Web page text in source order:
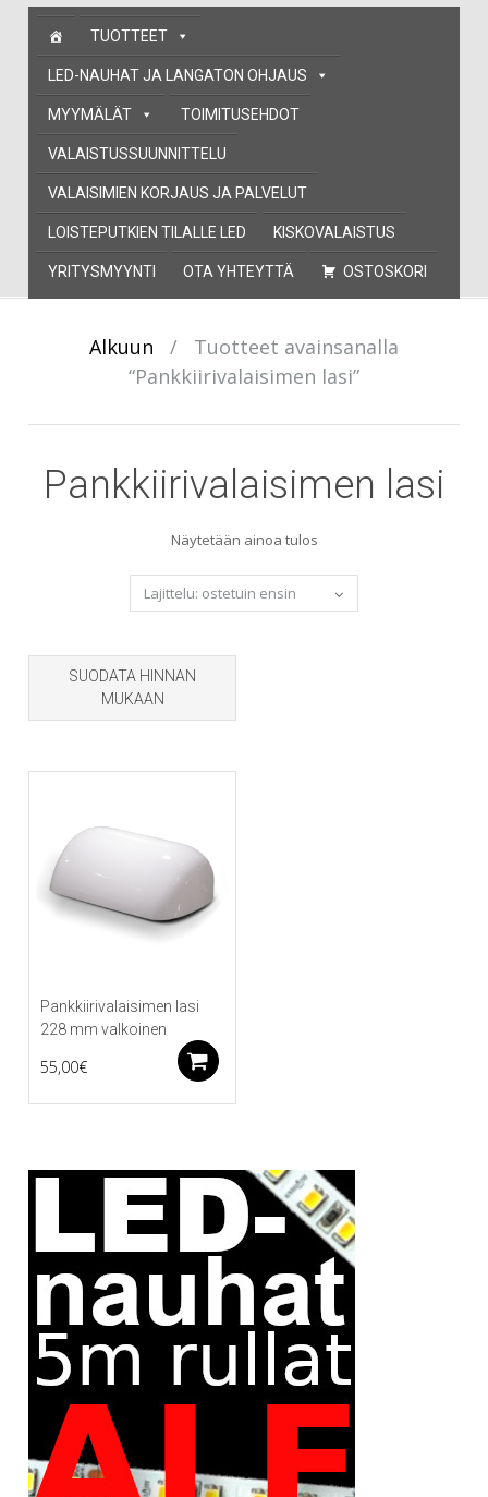
Skip
content
TUOTTEET
LED-NAUHAT JA LANGATON OHJAUS
MYYMÄLÄT TOIMITUSEHDOT
VALAISTUSSUUNNITTELU
VALAISIMIEN KORJAUS JA PALVELUT
LOISTEPUTKIEN TILALLE LED KISKOVALAISTUS
YRITYSMYYNTI OTA YHTEYTTÄ OSTOSKORI
Alkuun /
Tuotteet avainsanalla
“Pankkiirivalaisimen lasi”
Pankkiirivalaisimen lasi
Näytetään ainoa tulos
SUODATA HINNAN
MUKAAN
Pankkiirivalaisimen lasi
228 mm valkoinen
55,00€